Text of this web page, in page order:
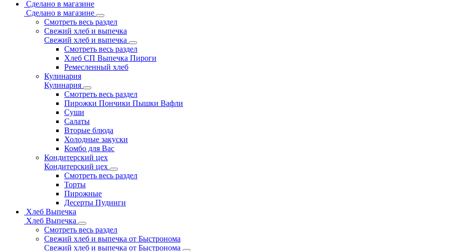
Сделано в магазине
Сделано в магазине
Смотреть весь раздел
Свежий хлеб и выпечка
Свежий хлеб и выпечка
Смотреть весь раздел
Хлеб СП Выпечка Пироги
Ремесленный хлеб
Кулинария
Кулинария
Смотреть весь раздел
Пирожки Пончики Пышки Вафли
Суши
Салаты
Вторые блюда
Холодные закуски
Комбо для Вас
Кондитерский цех
Кондитерский цех
Смотреть весь раздел
Торты
Пирожные
Десерты Пудинги
Хлеб Выпечка
Хлеб Выпечка
Смотреть весь раздел
Свежий хлеб и выпечка от Быстронома
Свежий хлеб и выпечка от Быстронома